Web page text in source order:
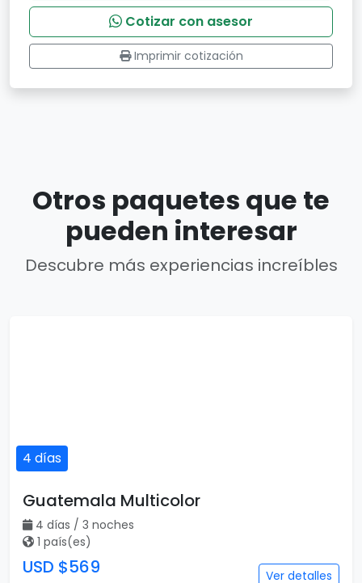
Cotizar con asesor
Imprimir cotización
Otros paquetes que te
pueden interesar
Descubre más experiencias increíbles
4 días
Guatemala Multicolor
4 días / 3 noches
1 país(es)
USD $569 Ver detalles